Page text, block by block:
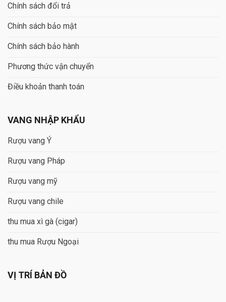
Chính sách đổi trả
Chính sách bảo mật
Chính sách bảo hành
Phương thức vận chuyển
Điều khoản thanh toán
VANG NHẬP KHẨU
Rượu vang Ý
Rượu vang Pháp
Rượu vang mỹ
Rượu vang chile
thu mua xì gà (cigar)
thu mua Rượu Ngoại
VỊ TRÍ BẢN ĐỒ